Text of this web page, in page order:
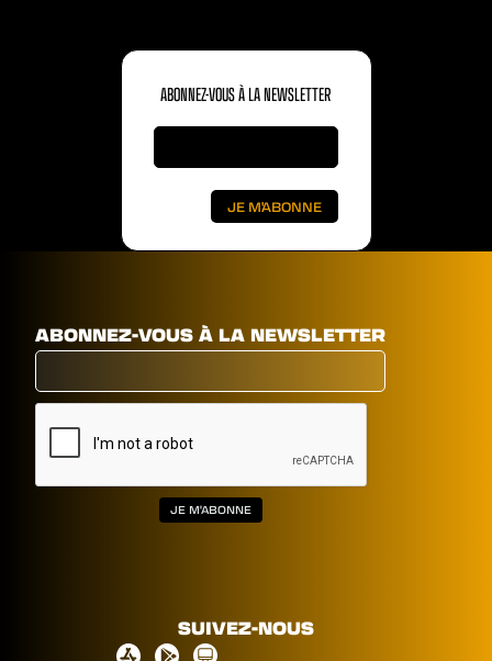
ABONNEZ-VOUS À LA NEWSLETTER
ABONNEZ-VOUS À LA NEWSLETTER
SUIVEZ-NOUS